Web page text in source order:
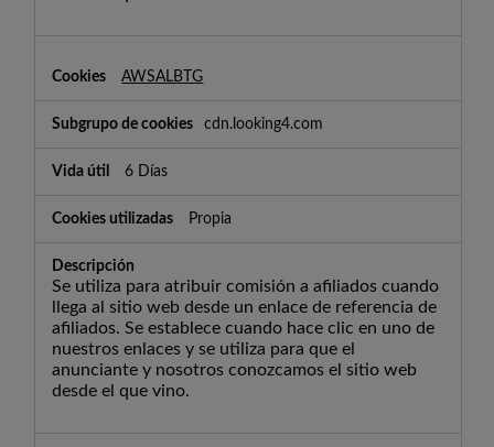
AWSALBTG
cdn.looking4.com
6 Días
Propia
Se utiliza para atribuir comisión a afiliados cuando
llega al sitio web desde un enlace de referencia de
afiliados. Se establece cuando hace clic en uno de
nuestros enlaces y se utiliza para que el
anunciante y nosotros conozcamos el sitio web
desde el que vino.